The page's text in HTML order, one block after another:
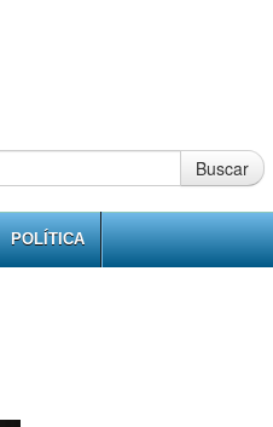
Buscar
POLÍTICA